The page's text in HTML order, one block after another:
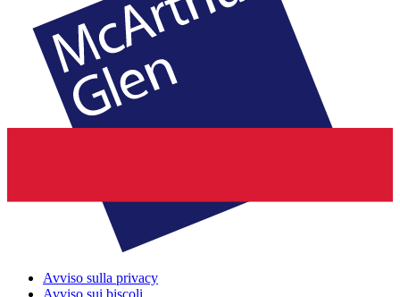
Avviso sulla privacy